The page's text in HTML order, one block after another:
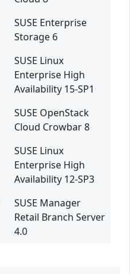
SUSE Enterprise
Storage 6
SUSE Linux
Enterprise High
Availability 15-SP1
SUSE OpenStack
Cloud Crowbar 8
SUSE Linux
Enterprise High
Availability 12-SP3
SUSE Manager
Retail Branch Server
4.0